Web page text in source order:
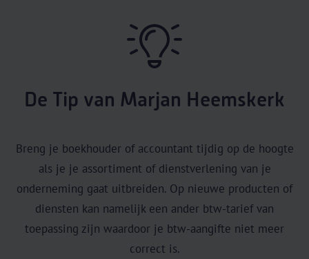
De Tip van Marjan Heemskerk
Breng je boekhouder of accountant tijdig op de hoogte
als je je assortiment of dienstverlening van je
onderneming gaat uitbreiden. Op nieuwe producten of
diensten kan namelijk een ander btw-tarief van
toepassing zijn waardoor je btw-aangifte niet meer
correct is.